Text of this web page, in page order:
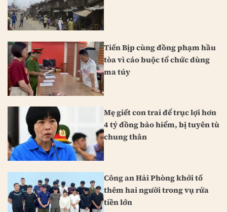
Tiến Bịp cùng đồng phạm hầu
tòa vì cáo buộc tổ chức dùng
ma túy
Mẹ giết con trai để trục lợi hơn
4 tỷ đồng bảo hiểm, bị tuyên tù
chung thân
Công an Hải Phòng khởi tố
thêm hai người trong vụ rửa
tiền lớn